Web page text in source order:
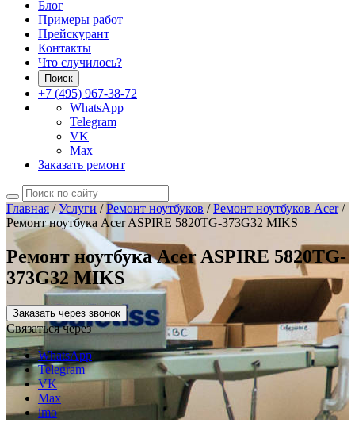
Блог
Примеры работ
Прейскурант
Контакты
Что случилось?
Поиск
+7 (495) 967-38-72
WhatsApp
Telegram
VK
Max
Заказать ремонт
Главная/Услуги /Ремонт ноутбуков /Ремонт ноутбуков Acer/
Ремонт ноутбука Acer ASPIRE 5820TG-373G32 MIKS
Ремонт ноутбука Acer ASPIRE 5820TG-
373G32 MIKS
Заказать через звонок
Связаться через
WhatsApp
Telegram
VK
Max
imo